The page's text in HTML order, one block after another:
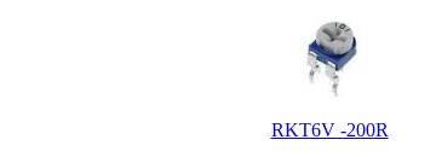
RKT6V -200R